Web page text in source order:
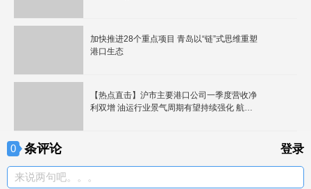
加快推进28个重点项目 青岛以“链”式思维重塑
港口生态
【热点直击】沪市主要港口公司一季度营收净
利双增 油运行业景气周期有望持续强化 航运
0 条评论 登录
来说两句吧。。。